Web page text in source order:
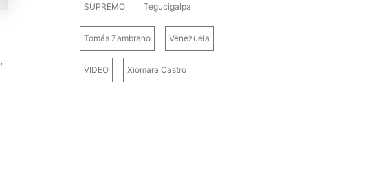
,
SUPREMO Tegucigalpa
Tomás Zambrano Venezuela
VIDEO Xiomara Castro